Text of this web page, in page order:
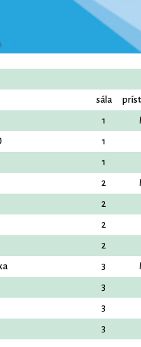
sála
1
1
1
2
2
2
2
3
3
3
3